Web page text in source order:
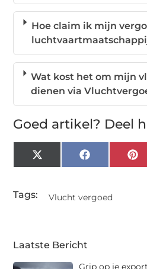
Hoe claim ik mijn
Wat kost het om mijn
dienen via
Goed artikel? Deel
X
(Twitter)
Facebook
Tags: Vlucht vergoed
Laatste Bericht
Grip op je